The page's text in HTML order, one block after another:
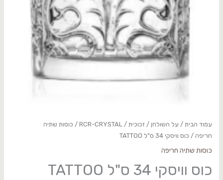
עמוד הבית/ על השולחן / זכוכית/
RCR-CRYSTAL
/ כוסות שתיה
חריפה / כוס וויסקי 34 ס"ל TATTOO
כוסות שתיה חריפה
כוס וויסקי 34 ס"ל TATTOO